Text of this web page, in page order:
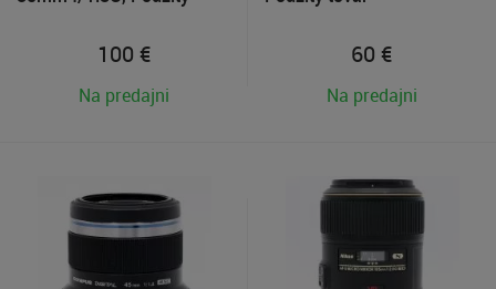
100 €
Na predajni
60 €
Na predajni